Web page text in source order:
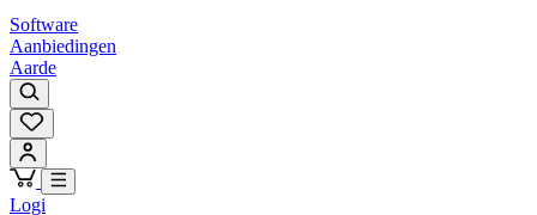
Software
Aanbiedingen
Aarde
Logi